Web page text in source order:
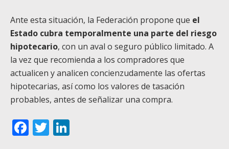
Ante esta situación, la Federación propone que el
Estado cubra temporalmente una parte del riesgo
hipotecario, con un aval o seguro público limitado. A
la vez que recomienda a los compradores que
actualicen y analicen concienzudamente las ofertas
hipotecarias, así como los valores de tasación
probables, antes de señalizar una compra.
Facebook
Twitter